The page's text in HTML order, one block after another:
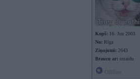
Kopš: 16. Jun 2003
No: Rīga
Ziņojumi: 2643
Braucu ar: smaidu